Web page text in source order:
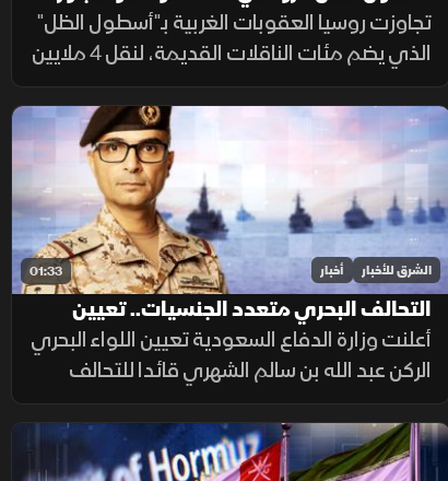
العقوبات
تجاوزت روسيا العقوبات الغربية بـ"أسطول الظل"
الذي يضم مئات الناقلات القديمة، لنقل 4 ملايين
برميل نفط يوميا للصين والهند عبر تكتيكات تخف
بحرية، ما أمن لموسكو مليارات الدولارات.
01:33 الشرق للأخبار أخبار
التحالف البحري متعدد الجنسيات.. تعيين
قائد جديد
أعلنت وزارة الدفاع السعودية تعيين اللواء البحري
الركن عبد الله بن سالم الشهري قائدا للتحالف
الدولي متعدد الجنسيات، في خطوة تعزز جاهزية
التحالف لحماية الملاحة وأمن الممرات البحرية.